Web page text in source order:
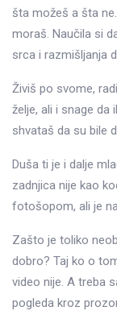
šta možeš a šta
moraš. Naučila si
srca i razmišljanja
Živiš po svome,
želje, ali i snage da
shvataš da su bile
Duša ti je i dalje
zadnjica nije kao
fotošopom, ali je
Zašto je toliko
dobro? Taj ko o
video nije. A treba
pogleda kroz